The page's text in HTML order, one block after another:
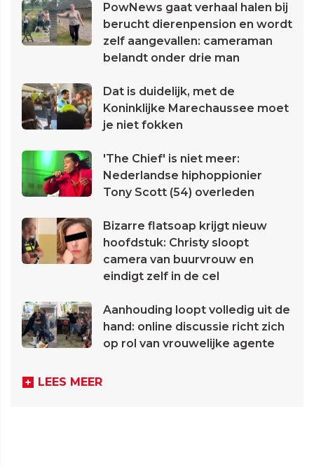
PowNews gaat verhaal halen bij
berucht dierenpension en wordt
zelf aangevallen: cameraman
belandt onder drie man
Dat is duidelijk, met de
Koninklijke Marechaussee moet
je niet fokken
'The Chief' is niet meer:
Nederlandse hiphoppionier
Tony Scott (54) overleden
Bizarre flatsoap krijgt nieuw
hoofdstuk: Christy sloopt
camera van buurvrouw en
eindigt zelf in de cel
Aanhouding loopt volledig uit de
hand: online discussie richt zich
op rol van vrouwelijke agente
LEES MEER